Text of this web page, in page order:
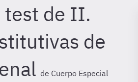
de II.
de
de Cuerpo Especial